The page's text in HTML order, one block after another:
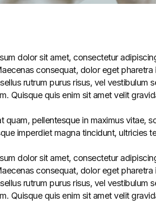
dolor sit amet, consectetur
consequat, dolor eget
rutrum purus risus, vel vestibulum
Quisque quis enim sit amet velit
quam, pellentesque in maximus vitae,
imperdiet magna tincidunt, ultricies
dolor sit amet, consectetur
consequat, dolor eget
rutrum purus risus, vel vestibulum
Quisque quis enim sit amet velit